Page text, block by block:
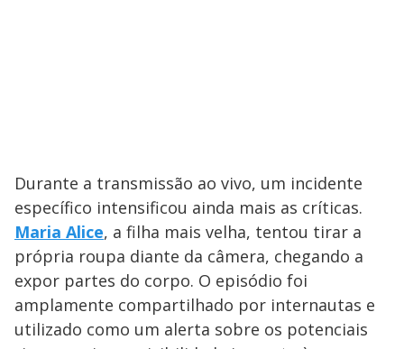
Durante a transmissão ao vivo, um incidente
específico intensificou ainda mais as críticas.
Maria Alice, a filha mais velha, tentou tirar a
própria roupa diante da câmera, chegando a
expor partes do corpo. O episódio foi
amplamente compartilhado por internautas e
utilizado como um alerta sobre os potenciais